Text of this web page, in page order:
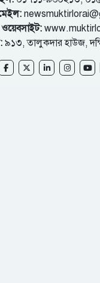
ওয়েবসাইট:
৯১৩, তালুকদার হাউজ,